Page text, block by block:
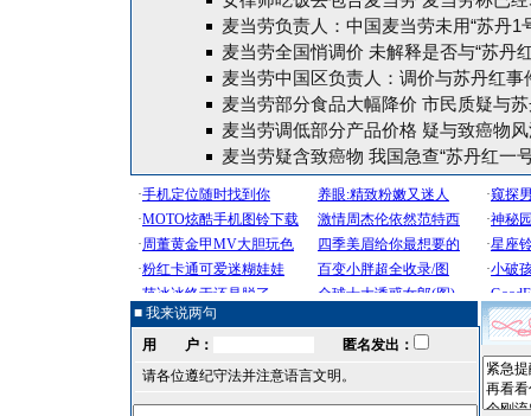
麦当劳负责人：中国麦当劳未用“苏丹1
麦当劳全国悄调价 未解释是否与“苏丹
麦当劳中国区负责人：调价与苏丹红事
麦当劳部分食品大幅降价 市民质疑与
麦当劳调低部分产品价格 疑与致癌物
麦当劳疑含致癌物 我国急查“苏丹红一
■ 我来说两句
用 户：
匿名发出：
请各位遵纪守法并注意语言文明。